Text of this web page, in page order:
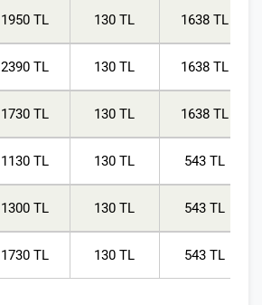
1950 TL 130 TL 1638 TL
2390 TL 130 TL 1638 TL
1730 TL 130 TL 1638 TL
1130 TL 130 TL 543 TL
1300 TL 130 TL 543 TL
1730 TL 130 TL 543 TL